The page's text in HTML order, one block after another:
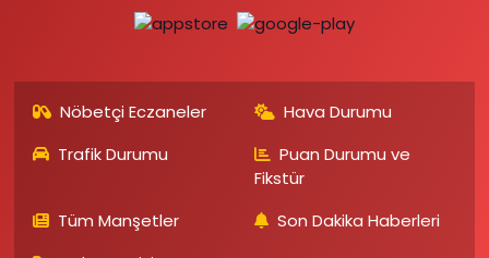
Nöbetçi Eczaneler
Hava Durumu
Trafik Durumu
Puan Durumu ve
Fikstür
Tüm Manşetler
Son Dakika Haberleri